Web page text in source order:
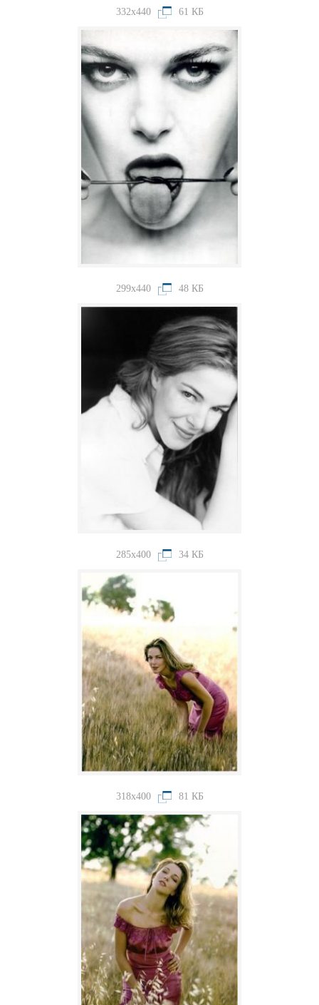
332x440 61 КБ
299x440 48 КБ
285x400 34 КБ
318x400 81 КБ